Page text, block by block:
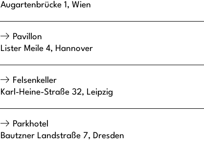
Augartenbrücke 1, Wien
Pavillon
Lister Meile 4, Hannover
Felsenkeller
Karl-Heine-Straße 32, Leipzig
Parkhotel
Bautzner Landstraße 7, Dresden